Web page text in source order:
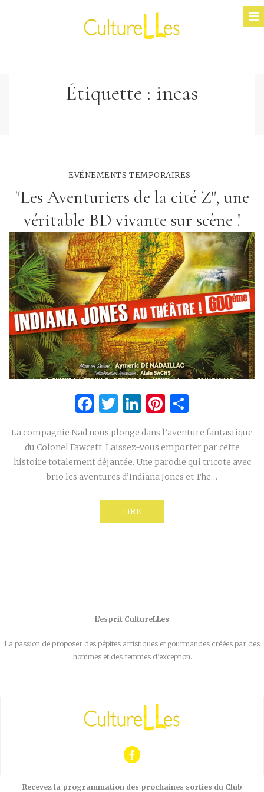
Étiquette : incas
EVÉNEMENTS TEMPORAIRES
"Les Aventuriers de la cité Z", une
véritable BD vivante sur scène !
Facebook
Twitter
LinkedIn
Pinterest
La compagnie Nad nous plonge dans l’aventure fantastique
du Colonel Fawcett. Laissez-vous emporter par cette
histoire totalement déjantée. Une parodie qui tricote avec
brio les aventures d’Indiana Jones et The…
LIRE
L’esprit CultureLLes
La passion de proposer des pépites artistiques et gourmandes créées par des
hommes et des femmes d’exception.
Recevez la programmation des prochaines sorties du Club